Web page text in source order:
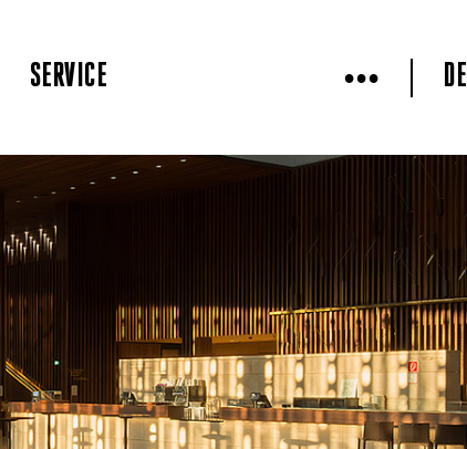
SERVICE ••• DE